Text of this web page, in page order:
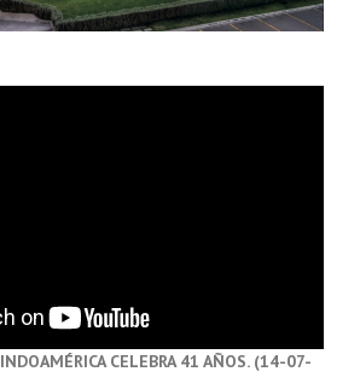
INDOAMÉRICA CELEBRA 41 AÑOS. (14-07-